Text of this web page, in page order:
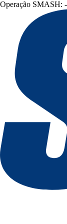
Operação SMASH: